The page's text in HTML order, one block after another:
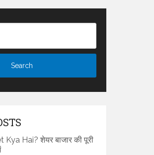
Hai? शेयर बाजार की पूरी